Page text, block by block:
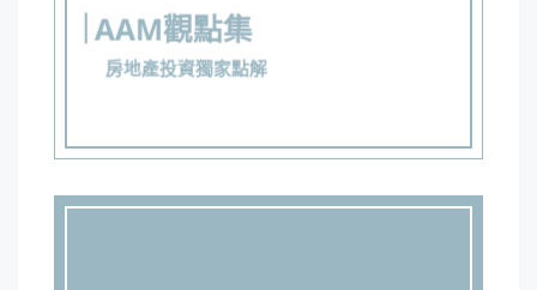
AAM觀點集
房地產投資獨家點解